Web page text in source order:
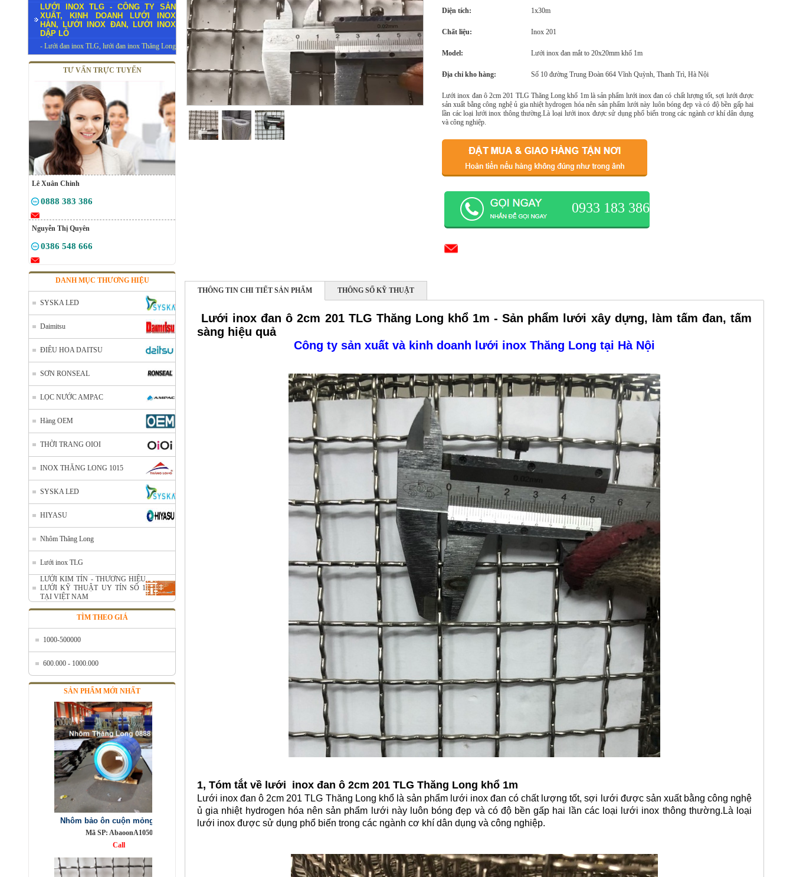
LƯỚI INOX TLG - CÔNG TY SẢN
XUẤT, KINH DOANH LƯỚI INOX
HÀN, LƯỚI INOX ĐAN, LƯỚI INOX
DẬP LỖ
- Lưới đan inox TLG, lưới đan inox Thăng Long
TƯ VẤN TRỰC TUYẾN
Lê Xuân Chinh
0888 383 386
Nguyễn Thị Quyên
0386 548 666
DANH MỤC THƯƠNG HIỆU
SYSKA LED
Daimitsu
ĐIÊU HOA DAITSU
SƠN RONSEAL
LỌC NƯỚC AMPAC
Hàng OEM
THỜI TRANG OIOI
INOX THĂNG LONG 1015
SYSKA LED
HIYASU
Nhôm Thăng Long
Lưới inox TLG
LƯỚI KIM TÍN - THƯƠNG HIỆU
LƯỚI KỸ THUẬT UY TÍN SỐ 1
TẠI VIỆT NAM
TÌM THEO GIÁ
1000-500000
600.000 - 1000.000
SẢN PHẨM MỚI NHẤT
Nhôm cuộn cắt lẻ
Nhôm cuộn A1050
Mã SP: ALcoilA1050
Call
Nhôm bảo ôn cuộn mỏng A1050
Mã SP: AbaoonA1050
Call
Diện tích: 1x30m
Chất liệu: Inox 201
Model: Lưới inox đan mắt to 20x20mm khổ 1m
Địa chỉ kho hàng: Số 10 đường Trung Đoàn 664 Vĩnh Quỳnh, Thanh Trì, Hà Nội
Lưới inox đan ô 2cm 201 TLG Thăng Long khổ 1m là sản phẩm lưới inox đan có chất lượng tốt, sợi lưới được
sản xuất bằng công nghệ ủ gia nhiệt hydrogen hóa nên sản phẩm lưới này luôn bóng đẹp và có độ bền gấp hai
lần các loại lưới inox thông thường.Là loại lưới inox được sử dụng phổ biến trong các ngành cơ khí dân dụng
và công nghiệp.
0933 183 386
THÔNG TIN CHI TIẾT SẢN PHẨM THÔNG SỐ KỸ THUẬT
Lưới inox đan ô 2cm 201 TLG Thăng Long khổ 1m - Sản phẩm lưới xây dựng, làm tấm đan, tấm
sàng hiệu quả
Công ty sản xuất và kinh doanh lưới inox Thăng Long tại Hà Nội
1, Tóm tắt về lưới inox đan ô 2cm 201 TLG Thăng Long khổ 1m
Lưới inox đan ô 2cm 201 TLG Thăng Long khổ là sản phẩm lưới inox đan có chất lượng tốt, sợi lưới được sản xuất bằng công nghệ
ủ gia nhiệt hydrogen hóa nên sản phẩm lưới này luôn bóng đẹp và có độ bền gấp hai lần các loại lưới inox thông thường.Là loại
lưới inox được sử dụng phổ biến trong các ngành cơ khí dân dụng và công nghiệp.